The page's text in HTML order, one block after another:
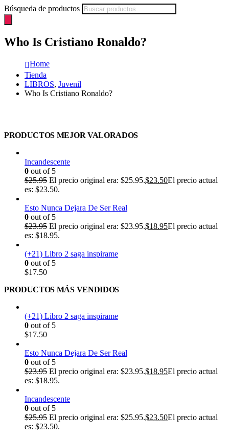
Búsqueda de productos
Who Is Cristiano Ronaldo?
Home
Tienda
LIBROS, Juvenil
Who Is Cristiano Ronaldo?
PRODUCTOS MEJOR VALORADOS
Incandescente
0 out of 5
$25.95 El precio original era: $25.95.$23.50El precio actual
es: $23.50.
Esto Nunca Dejara De Ser Real
0 out of 5
$23.95 El precio original era: $23.95.$18.95El precio actual
es: $18.95.
(+21) Libro 2 saga inspirame
0 out of 5
$17.50
PRODUCTOS MÁS VENDIDOS
(+21) Libro 2 saga inspirame
0 out of 5
$17.50
Esto Nunca Dejara De Ser Real
0 out of 5
$23.95 El precio original era: $23.95.$18.95El precio actual
es: $18.95.
Incandescente
0 out of 5
$25.95 El precio original era: $25.95.$23.50El precio actual
es: $23.50.